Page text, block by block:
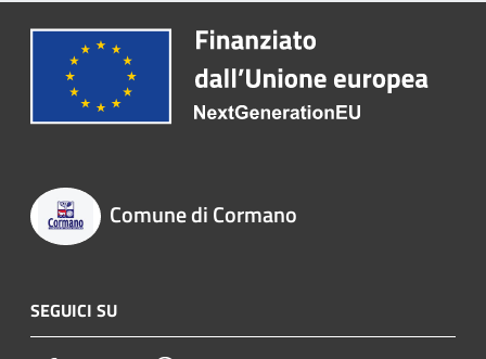
Comune di Cormano
SEGUICI SU